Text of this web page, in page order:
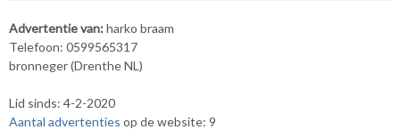
Advertentie van:harko braam
Telefoon: 0599565317
bronneger (Drenthe NL)
Lid sinds: 4-2-2020
Aantal advertenties op de website: 9